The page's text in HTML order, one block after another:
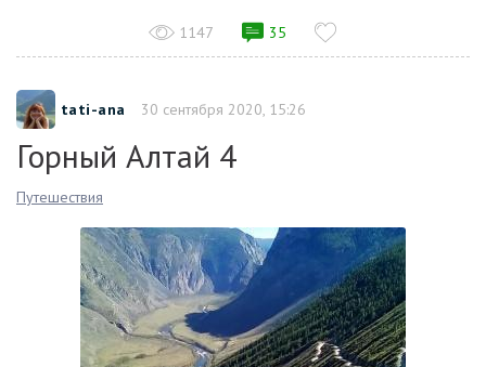
1147 35
tati-ana 30 сентября 2020, 15:26
Горный Алтай 4
Путешествия